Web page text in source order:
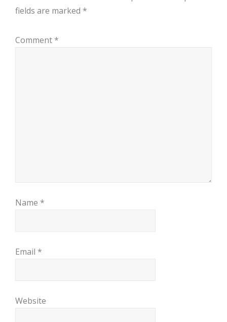
fields are marked *
Comment *
Name *
Email *
Website